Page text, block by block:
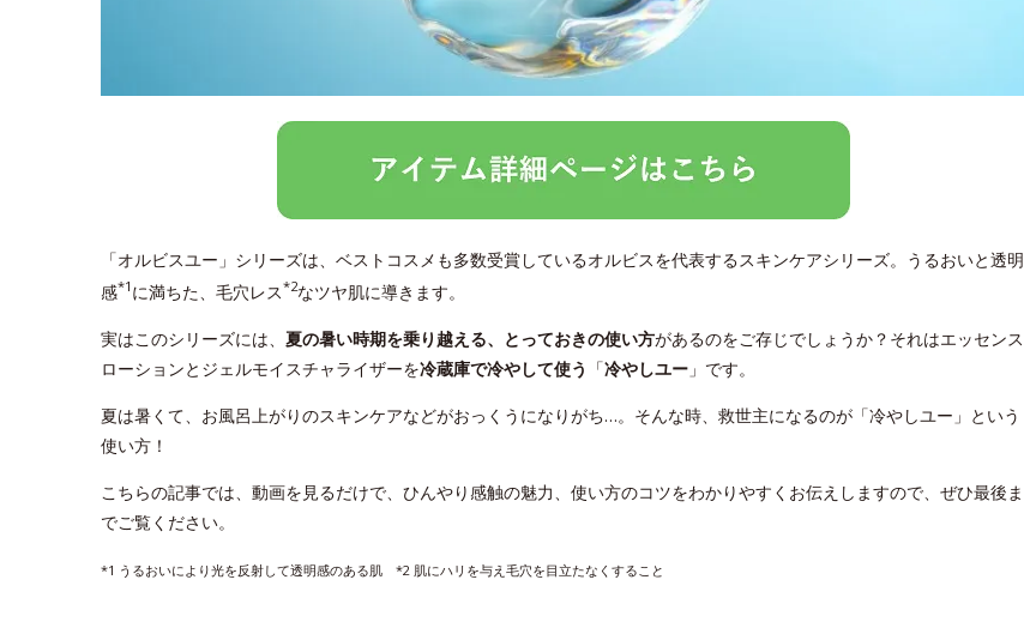
「オルビスユー」シリーズは、ベストコスメも多数受賞しているオルビスを代表するスキンケアシリーズ。うるおいと透明
感*1 に満ちた、毛穴レス*2なツヤ肌に導きます。
実はこのシリーズには、 夏の暑い時期を乗り越える、とっておきの使い方があるのをご存じでしょうか？それはエッセンス
ローションとジェルモイスチャライザーを冷蔵庫で冷やして使う 「冷やしユー 」です。
夏は暑くて、お風呂上がりのスキンケアなどがおっくうになりがち…。そんな時、救世主になるのが「冷やしユー」という
使い方！
こちらの記事では、動画を見るだけで、ひんやり感触の魅力、使い方のコツをわかりやすくお伝えしますので、ぜひ最後ま
でご覧ください。
*1 うるおいにより光を反射して透明感のある肌 *2 肌にハリを与え毛穴を目立たなくすること